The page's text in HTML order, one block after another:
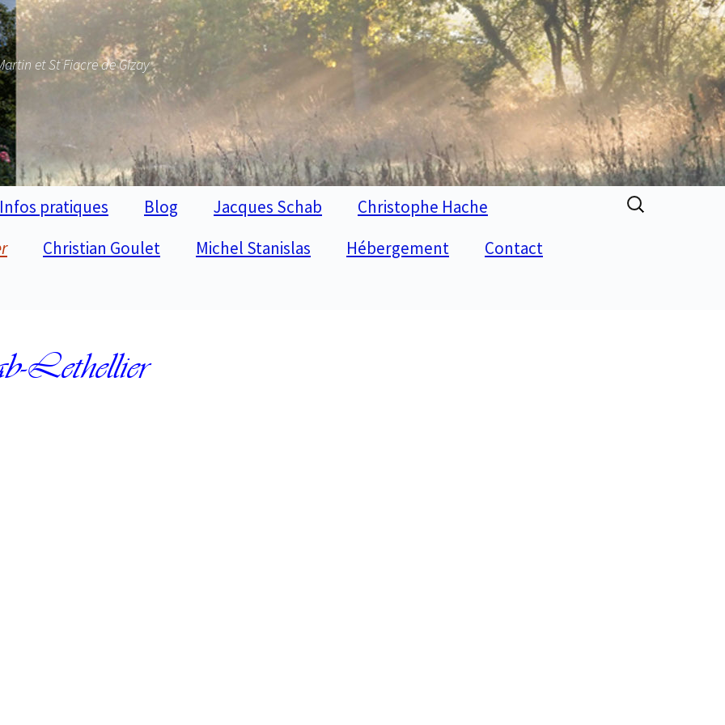
et St Fiacre de Gizay
Infos pratiques Blog Jacques Schab
Christophe Hache
Christian Goulet Michel Stanislas Hébergement
Contact
Search
Lethellier